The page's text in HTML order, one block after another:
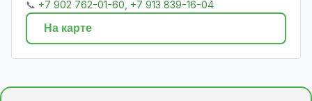
📞 +7 902 762-01-60, +7 913 839-16-04
На карте